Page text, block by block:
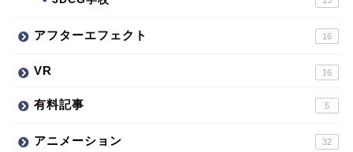
アフターエフェクト 16
VR 16
有料記事 5
アニメーション 32